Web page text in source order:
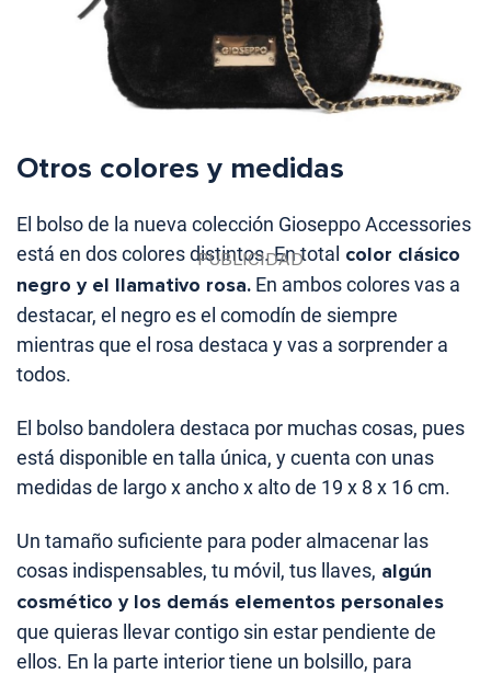
Otros colores y medidas
El bolso de la nueva colección Gioseppo Accessories
está en dos colores distintos. En total color clásico
negro y el llamativo rosa. En ambos colores vas a
destacar, el negro es el comodín de siempre
mientras que el rosa destaca y vas a sorprender a
todos.
El bolso bandolera destaca por muchas cosas, pues
está disponible en talla única, y cuenta con unas
medidas de largo x ancho x alto de 19 x 8 x 16 cm.
Un tamaño suficiente para poder almacenar las
cosas indispensables, tu móvil, tus llaves, algún
cosmético y los demás elementos personales
que quieras llevar contigo sin estar pendiente de
ellos. En la parte interior tiene un bolsillo, para